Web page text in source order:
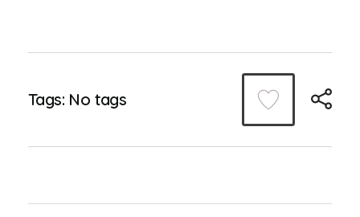
Tags: No tags